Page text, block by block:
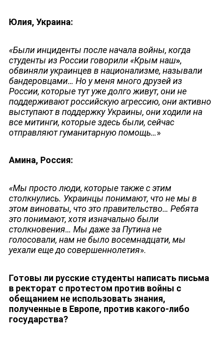
Юлия, Украина:
«Были инциденты после начала войны, когда
студенты из России говорили «Крым наш»,
обвиняли украинцев в национализме, называли
бандеровцами… Но у меня много друзей из
России, которые тут уже долго живут, они не
поддерживают российскую агрессию, они активно
выступают в поддержку Украины, они ходили на
все митинги, которые здесь были, сейчас
отправляют гуманитарную помощь…»
Амина, Россия:
«Мы просто люди, которые также с этим
столкнулись. Украинцы понимают, что не мы в
этом виноваты, что это правительство… Ребята
это понимают, хотя изначально были
столкновения… Мы даже за Путина не
голосовали, нам не было восемнадцати, мы
уехали еще до совершеннолетия».
Готовы ли русские студенты написать письма
в ректорат с протестом против войны с
обещанием не использовать знания,
полученные в Европе, против какого-либо
государства?